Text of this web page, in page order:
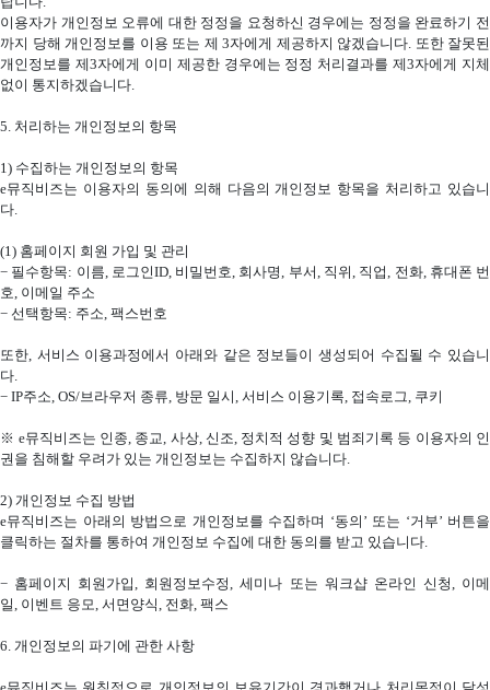
이용자가 개인정보 오류에 대한 정정을 요청하신 경우에는 정정을 완료하기 전
까지 당해 개인정보를 이용 또는 제 3자에게 제공하지 않겠습니다 또한 잘못된
개인정보를 제3자에게 이미 제공한 경우에는 정정 처리결과를 제3자에게 지체
없이 통지하겠습니다
5. 처리하는 개인정보의 항목
1) 수집하는 개인정보의 항목
e뮤직비즈는 이용자의 동의에 의해 다음의 개인정보 항목을 처리하고 있습니
다
(1) 홈페이지 회원 가입 및 관리
− 필수항목: 이름 로그인ID, 비밀번호 회사명 부서 직위 직업 전화, 휴대폰 번
호 이메일 주소
− 선택항목: 주소 팩스번호
또한 서비스 이용과정에서 아래와 같은 정보들이 생성되어 수집될 수 있습니
다
− IP주소 , OS/브라우저 종류 방문 일시 서비스 이용기록 접속로그 쿠키
※ e뮤직비즈는 인종 종교 사상, 신조 정치적 성향 및 범죄기록 등 이용자의 인
권을 침해할 우려가 있는 개인정보는 수집하지 않습니다
2) 개인정보 수집 방법
e뮤직비즈는 아래의 방법으로 개인정보를 수집하며 ‘동의’ 또는 ‘거부’ 버튼을
클릭하는 절차를 통하여 개인정보 수집에 대한 동의를 받고 있습니다
− 홈페이지 회원가입 회원정보수정 ,세미나 또는 워크샵 온라인 신청
이메
일 이벤트 응모 서면양식 전화 팩스
6. 개인정보의 파기에 관한 사항